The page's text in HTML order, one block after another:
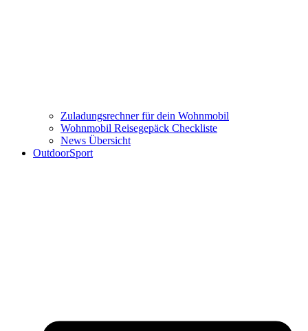
Zuladungsrechner für dein Wohnmobil
Wohnmobil Reisegepäck Checkliste
News Übersicht
OutdoorSport